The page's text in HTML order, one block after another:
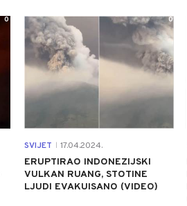
0
SVIJET 17.04.2024.
ERUPTIRAO INDONEZIJSKI
VULKAN RUANG, STOTINE
LJUDI EVAKUISANO (VIDEO)
0